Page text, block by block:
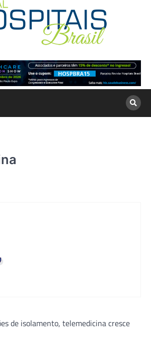
de isolamento, telemedicina cresce